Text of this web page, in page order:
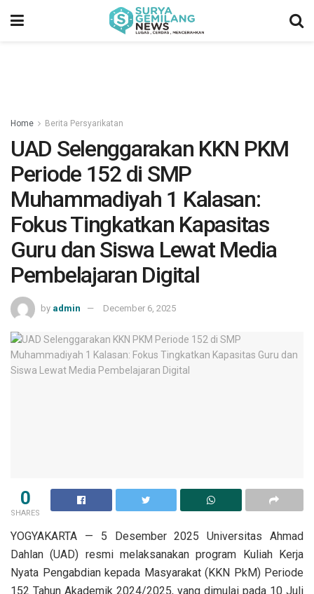
Home Berita Persyarikatan
UAD Selenggarakan KKN PKM
Periode 152 di SMP
Muhammadiyah 1 Kalasan:
Fokus Tingkatkan Kapasitas
Guru dan Siswa Lewat Media
Pembelajaran Digital
by admin December 6, 2025
0
SHARES
YOGYAKARTA — 5 Desember 2025 Universitas Ahmad
Dahlan (UAD) resmi melaksanakan program Kuliah Kerja
Nyata Pengabdian kepada Masyarakat (KKN PkM) Periode
152 Tahun Akademik 2024/2025, yang dimulai pada 10 Juli